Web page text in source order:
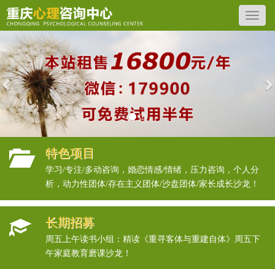
Previous
特色项目
学习/专注/多动咨询，婚恋情感/情绪，压力咨询，个人分
析，动力性团体/存在主义团体/沙盘团体/家长成长沙龙！
长期招募
周五上午读书小组：精读《重寻客体与重建自体》周五下
午家庭教育磨课沙龙！